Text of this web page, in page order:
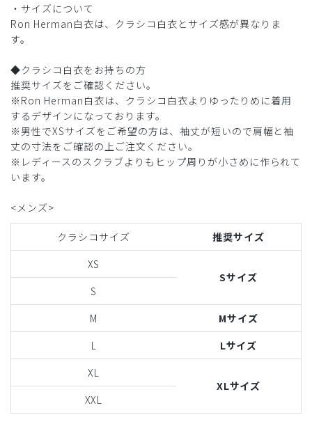
・サイズについて
Ron Herman白衣は、クラシコ白衣とサイズ感が異なりま
す。
◆クラシコ白衣をお持ちの方
推奨サイズをご確認ください。
※Ron Herman白衣は、クラシコ白衣よりゆったりめに着用
するデザインになっております。
※男性でXSサイズをご希望の方は、袖丈が短いので肩幅と袖
丈の寸法をご確認の上ご注文ください。
※レディースのスクラブよりもヒップ周りが小さめに作られて
います。
<メンズ>
クラシコサイズ
推奨サイズ
XS
Sサイズ
S
M
Mサイズ
L
Lサイズ
XL
XLサイズ
XXL